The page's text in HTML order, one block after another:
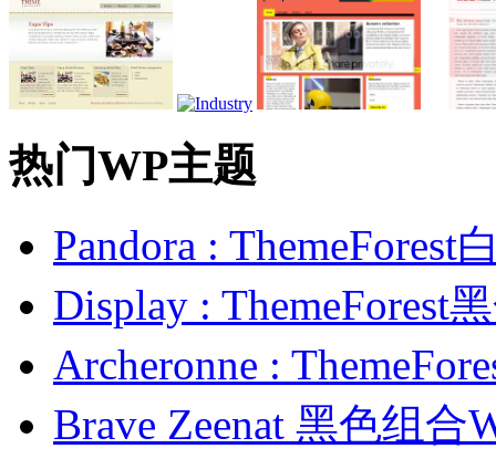
热门WP主题
Pandora : ThemeForest
Display : ThemeForest
Archeronne :
Brave Zeenat 黑色组合